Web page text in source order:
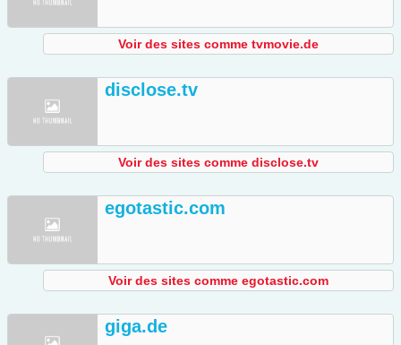
Voir des sites comme tvmovie.de
disclose.tv
Voir des sites comme disclose.tv
egotastic.com
Voir des sites comme egotastic.com
giga.de